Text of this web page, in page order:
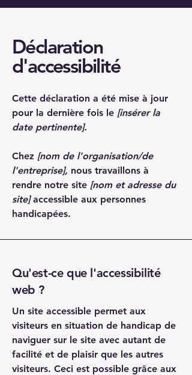
Déclaration
d'accessibilité
Cette déclaration a été mise à jour
pour la dernière fois le [insérer la
date pertinente].
Chez [nom de l'organisation/de
l'entreprise], nous travaillons à
rendre notre site [nom et adresse du
site]accessible aux personnes
handicapées.
Qu'est-ce que l'accessibilité
web ?
Un site accessible permet aux
visiteurs en situation de handicap de
naviguer sur le site avec autant de
facilité et de plaisir que les autres
visiteurs. Ceci est possible grâce aux